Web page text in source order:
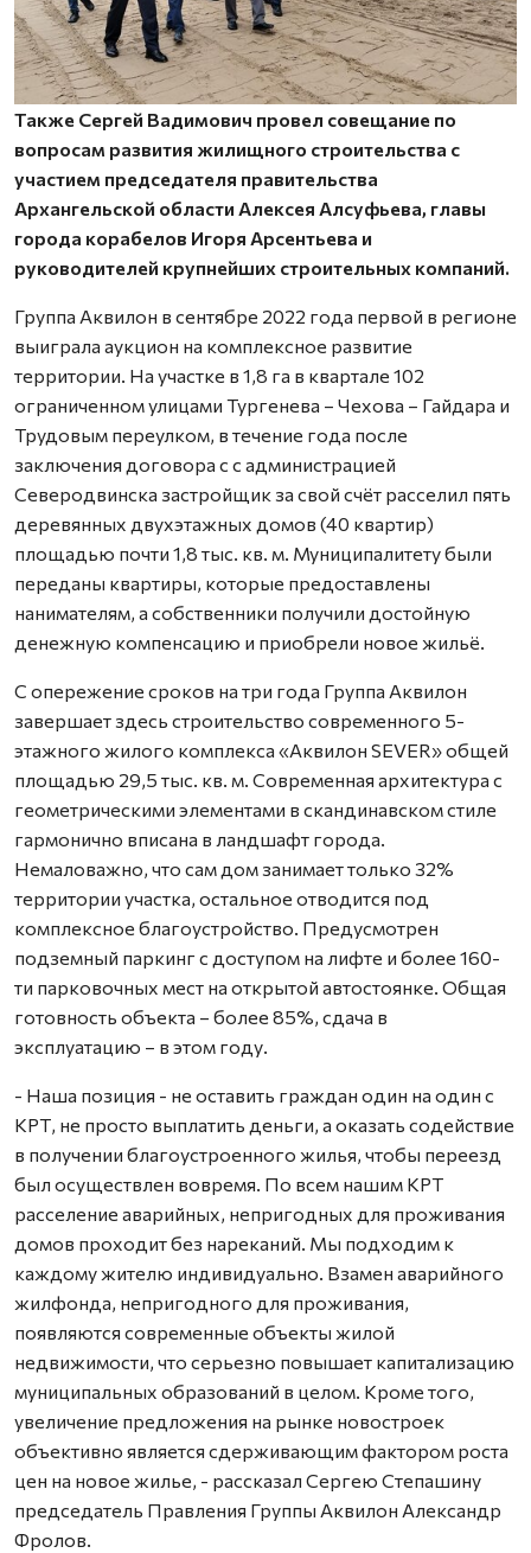
Также Сергей Вадимович провел совещание по
вопросам развития жилищного строительства с
участием председателя правительства
Архангельской области Алексея Алсуфьева, главы
города корабелов Игоря Арсентьева и
руководителей крупнейших строительных компаний.
Группа Аквилон в сентябре 2022 года первой в регионе
выиграла аукцион на комплексное развитие
территории. На участке в 1,8 га в квартале 102
ограниченном улицами Тургенева – Чехова – Гайдара и
Трудовым переулком, в течение года после
заключения договора с с администрацией
Северодвинска застройщик за свой счёт расселил пять
деревянных двухэтажных домов (40 квартир)
площадью почти 1,8 тыс. кв. м. Муниципалитету были
переданы квартиры, которые предоставлены
нанимателям, а собственники получили достойную
денежную компенсацию и приобрели новое жильё.
С опережение сроков на три года Группа Аквилон
завершает здесь строительство современного 5-
этажного жилого комплекса «Аквилон SEVER» общей
площадью 29,5 тыс. кв. м. Современная архитектура с
геометрическими элементами в скандинавском стиле
гармонично вписана в ландшафт города.
Немаловажно, что сам дом занимает только 32%
территории участка, остальное отводится под
комплексное благоустройство. Предусмотрен
подземный паркинг с доступом на лифте и более 160-
ти парковочных мест на открытой автостоянке. Общая
готовность объекта – более 85%, сдача в
эксплуатацию – в этом году.
- Наша позиция - не оставить граждан один на один с
КРТ, не просто выплатить деньги, а оказать содействие
в получении благоустроенного жилья, чтобы переезд
был осуществлен вовремя. По всем нашим КРТ
расселение аварийных, непригодных для проживания
домов проходит без нареканий. Мы подходим к
каждому жителю индивидуально. Взамен аварийного
жилфонда, непригодного для проживания,
появляются современные объекты жилой
недвижимости, что серьезно повышает капитализацию
муниципальных образований в целом. Кроме того,
увеличение предложения на рынке новостроек
объективно является сдерживающим фактором роста
цен на новое жилье, - рассказал Сергею Степашину
председатель Правления Группы Аквилон Александр
Фролов.